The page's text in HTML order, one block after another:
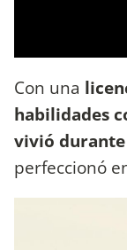
Con una
habilidades
vivió durante
perfeccionó